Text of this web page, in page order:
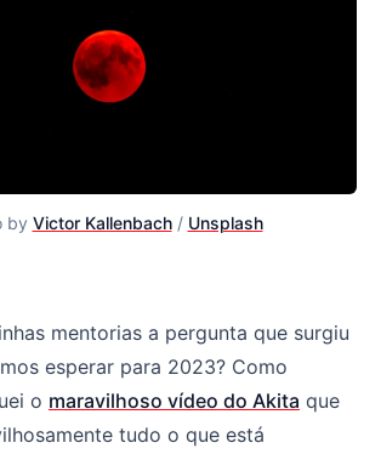
by Victor Kallenbach/ Unsplash
escala e isso muda tudo no
mentorias a pergunta que surgiu
esperar para 2023? Como
o maravilhoso vídeo do Akita que
tudo o que está